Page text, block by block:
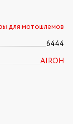
для мотошлемов
6444
AIROH